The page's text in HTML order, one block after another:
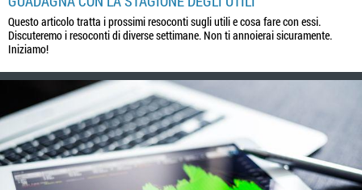
Questo articolo tratta i prossimi resoconti sugli utili e cosa fare con essi.
Discuteremo i resoconti di diverse settimane. Non ti annoierai sicuramente.
Iniziamo!